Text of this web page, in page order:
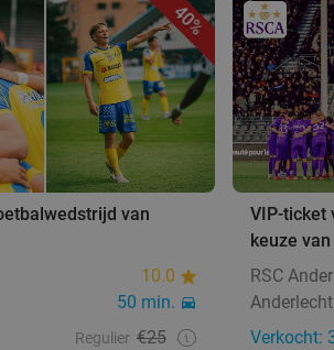
40%
van
10.0
50 min.
Regulier €25
VIP-ticket
keuze
RSC
Anderlecht
Verkocht: